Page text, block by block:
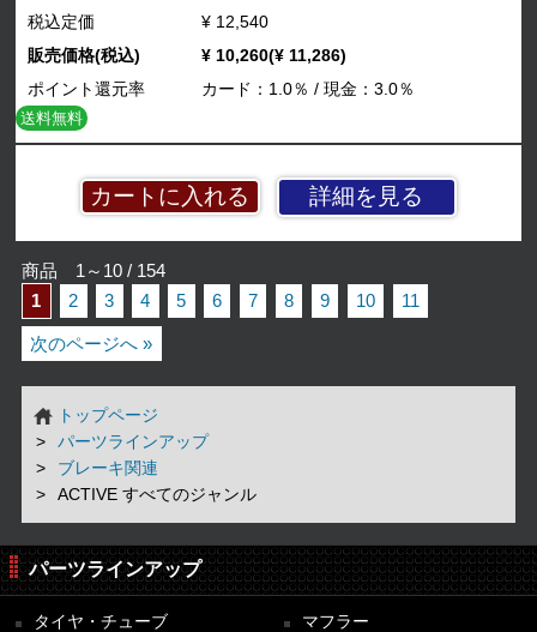
詳細を見る
税込定価
¥ 12,540
販売価格(税込)
¥ 10,260(¥ 11,286)
ポイント還元率
カード：1.0％ / 現金：3.0％
送料無料
商品 1～10 / 154
1
2 3 4 5 6 7 8 9 10 11
次のページへ »
トップページ
パーツラインアップ
ブレーキ関連
ACTIVE すべてのジャンル
パーツラインアップ
タイヤ・チューブ マフラー